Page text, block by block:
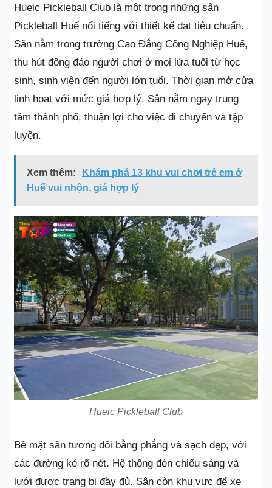
Hueic Pickleball Club là một trong những sân
Pickleball Huế nổi tiếng với thiết kế đạt tiêu chuẩn.
Sân nằm trong trường Cao Đẳng Công Nghiệp Huế,
thu hút đông đảo người chơi ở mọi lứa tuổi từ học
sinh, sinh viên đến người lớn tuổi. Thời gian mở cửa
linh hoạt với mức giá hợp lý. Sân nằm ngay trung
tâm thành phố, thuận lợi cho việc di chuyển và tập
luyện.
Xem thêm:
Khám phá 13 khu vui chơi trẻ em ở
Huế vui nhộn, giá hợp lý
Hueic Pickleball Club
Bề mặt sân tương đối bằng phẳng và sạch đẹp, với
các đường kẻ rõ nét. Hệ thống đèn chiếu sáng và
lưới được trang bị đầy đủ. Sân còn khu vực để xe